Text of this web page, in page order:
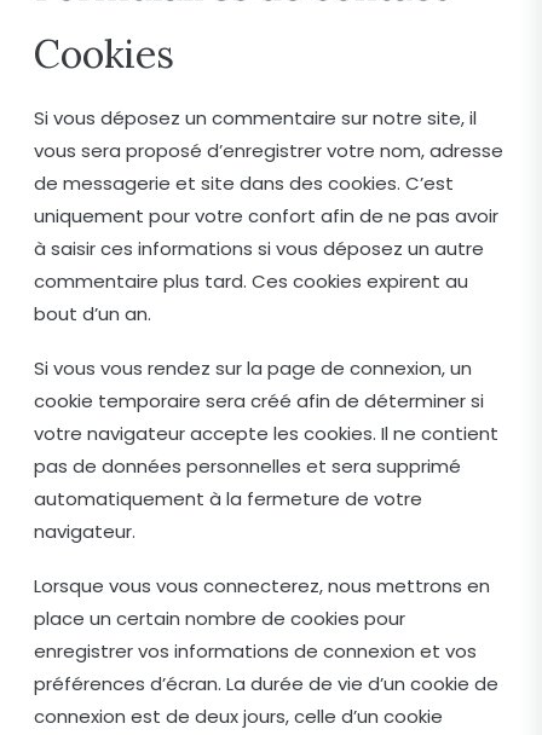
Cookies
Si vous déposez un commentaire sur notre site, il
vous sera proposé d’enregistrer votre nom, adresse
de messagerie et site dans des cookies. C’est
uniquement pour votre confort afin de ne pas avoir
à saisir ces informations si vous déposez un autre
commentaire plus tard. Ces cookies expirent au
bout d’un an.
Si vous vous rendez sur la page de connexion, un
cookie temporaire sera créé afin de déterminer si
votre navigateur accepte les cookies. Il ne contient
pas de données personnelles et sera supprimé
automatiquement à la fermeture de votre
navigateur.
Lorsque vous vous connecterez, nous mettrons en
place un certain nombre de cookies pour
enregistrer vos informations de connexion et vos
préférences d’écran. La durée de vie d’un cookie de
connexion est de deux jours, celle d’un cookie